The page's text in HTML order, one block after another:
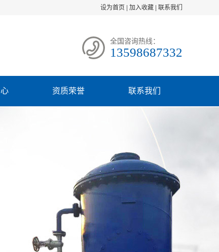
设为首页 加入收藏 联系我们
全国咨询热线：
13598687332
资质荣誉 联系我们